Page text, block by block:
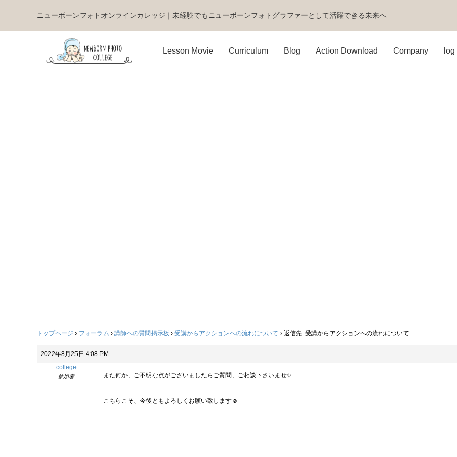
ニューボーンフォトオンラインカレッジ｜未経験でもニューボーンフォトグラファーとして活躍できる未来へ
Lesson Movie Curriculum Blog Action Download Company log
トップページ › フォーラム › 講師への質問掲示板 › 受講からアクションへの流れについて › 返信先: 受講からアクションへの流れについて
2022年8月25日 4:08 PM
college
参加者 また何か、ご不明な点がございましたらご質問、ご相談下さいませ✨
こちらこそ、今後ともよろしくお願い致します☺︎